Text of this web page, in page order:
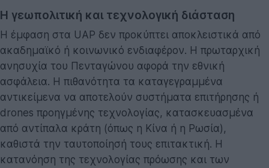
Η γεωπολιτική και τεχνολογική διάσταση
Η έμφαση στα UAP δεν προκύπτει αποκλειστικά από
ακαδημαϊκό ή κοινωνικό ενδιαφέρον. Η πρωταρχική
ανησυχία του Πενταγώνου αφορά την εθνική
ασφάλεια. Η πιθανότητα τα καταγεγραμμένα
αντικείμενα να αποτελούν συστήματα επιτήρησης ή
drones προηγμένης τεχνολογίας, κατασκευασμένα
από αντίπαλα κράτη (όπως η Κίνα ή η Ρωσία),
καθιστά την ταυτοποίησή τους επιτακτική. Η
κατανόηση της τεχνολογίας πρόωσης και των